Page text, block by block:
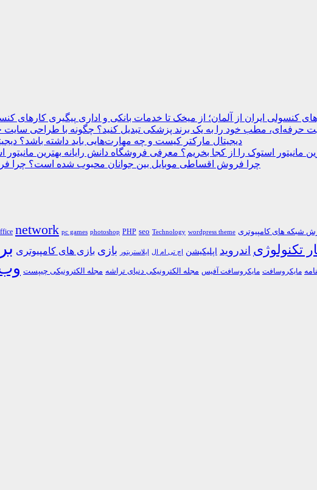
کنسولی ایران از آلمان؛ از میخک تا خدمات بانکی و اداری
حرفه‌ای، مطب خود را به یک برند پزشکی تبدیل کنید؟
دیجیتال مارکتر کیست و چه مهارت‌هایی باید داشته باشد؟
مانیتور استوک را از کجا بخریم؟ معرفی فروشگاه دانش رایانه
چرا فروش اقساطی موبایل بین جوانان محبوب شده است؟
network pc games photoshop PHP seo Technology wordpress theme شبکه های کامپیوتری
تکنولوژی اندروید اپلیکیشن اچ تی ام ال ایلاستریتور بازی بازی های کامپیوتری
مایکروسافت مایکروسافت آفیس مجله الکترونیکی دنیای تراشه مجله الکترونیکی چیپست وب